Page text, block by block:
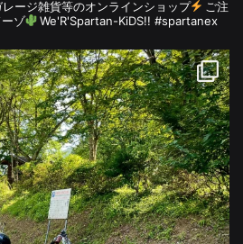
ージ雑貨等のオンラインショップ
ご注
ゾ
We'R'Spartan-KiDS!! #spartanex